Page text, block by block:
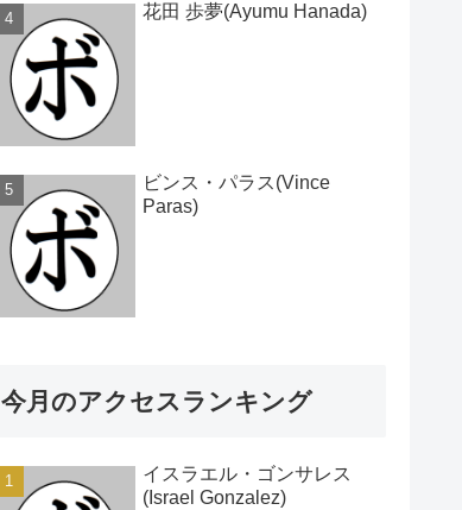
花田 歩夢(Ayumu Hanada)
ビンス・パラス(Vince
Paras)
今月のアクセスランキング
イスラエル・ゴンサレス
(Israel Gonzalez)